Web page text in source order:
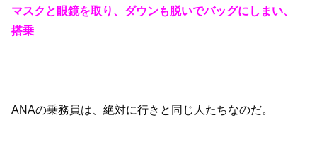
マスクと眼鏡を取り、ダウンも脱いでバッグにしまい、
搭乗
ANAの乗務員は、絶対に行きと同じ人たちなのだ。